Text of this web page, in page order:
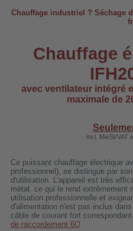
AF500B
Chauffage industriel ? Séchage
Chauffage
avec ventilateur intégré
maximale de
incl. MwSt/VAT
Ce puissant chauffage électrique
professionnel), se distingue par
d'utilisation. L'appareil est très
métal, ce qui le rend extrêmement
utilisation professionnelle et
d'alimentation n'est pas inclus
câble de courant fort
de raccordement 6Q